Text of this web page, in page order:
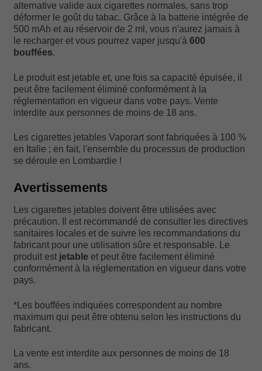
alternative valide aux cigarettes normales, sans trop
déformer le goût du tabac. Grâce à la batterie intégrée de
500 mAh et au réservoir de 2 ml, vous n'aurez jamais à
le recharger et vous pourrez vaper jusqu'à 600
bouffées.
Le produit est jetable et, une fois sa capacité épuisée, il
peut être facilement éliminé conformément à la
réglementation en vigueur dans votre pays. Vente
interdite aux personnes de moins de 18 ans.
Les cigarettes jetables Vaporart sont fabriquées à 100 %
en Italie ; en fait, l'ensemble du processus de production
se déroule en Lombardie !
Avertissements
Les cigarettes jetables doivent être utilisées avec
précaution. Il est recommandé de consulter les directives
sanitaires locales et de suivre les recommandations du
fabricant pour une utilisation sûre et responsable. Le
produit est jetable et peut être facilement éliminé
conformément à la réglementation en vigueur dans votre
pays.
*Les bouffées indiquées correspondent au nombre
maximum qui peut être obtenu selon les instructions du
fabricant.
La vente est interdite aux personnes de moins de 18
ans.